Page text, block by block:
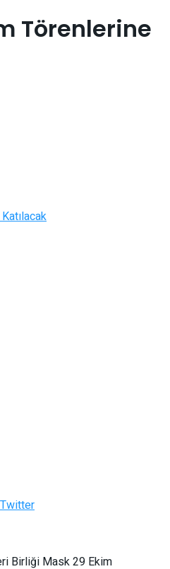
Törenlerine
Birliği Mask 29 Ekim